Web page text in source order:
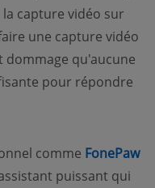
capture vidéo sur
une capture vidéo
dommage qu'aucune
pour répondre
comme FonePaw
puissant qui